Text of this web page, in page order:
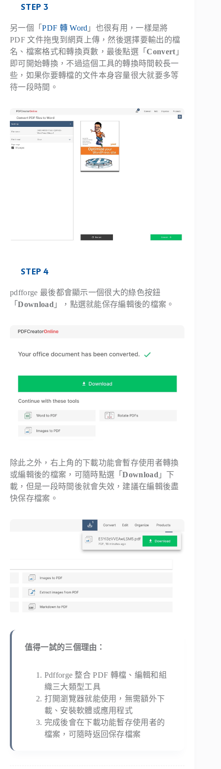
STEP 3
另一個「PDF 轉 Word 」也很有用，一樣是將
PDF 文件拖曳到網頁上傳，然後選擇要輸出的檔
名、檔案格式和轉換頁數，最後點選「Convert 」
即可開始轉換，不過這個工具的轉換時間較長一
些，如果你要轉檔的文件本身容量很大就要多等
待一段時間。
STEP 4
pdfforge 最後都會顯示一個很大的綠色按鈕
「Download 」，點選就能保存編輯後的檔案。
除此之外，右上角的下載功能會暫存使用者轉換
或編輯後的檔案，可隨時點選「Download 」下
載，但是一段時間後就會失效，建議在編輯後盡
快保存檔案。
值得一試的三個理由：
Pdfforge 整合 PDF 轉檔、編輯和組
織三大類型工具
打開瀏覽器就能使用，無需額外下
載、安裝軟體或應用程式
完成後會在下載功能暫存使用者的
檔案，可隨時返回保存檔案